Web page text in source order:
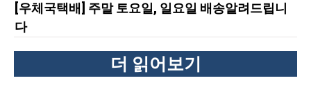
[우체국택배] 주말 토요일, 일요일 배송알려드립니
다
더 읽어보기